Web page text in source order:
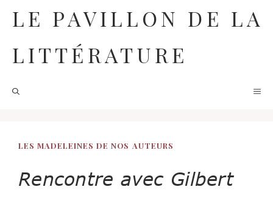
contenu
LE PAVILLON DE LA
LITTÉRATURE
LES MADELEINES DE NOS AUTEURS
Rencontre avec Gilbert